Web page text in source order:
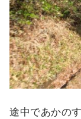
途中であかの